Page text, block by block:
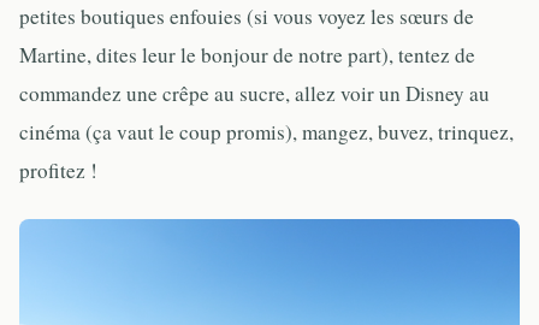
petites boutiques enfouies (si vous voyez les sœurs de
Martine, dites leur le bonjour de notre part), tentez de
commandez une crêpe au sucre, allez voir un Disney au
cinéma (ça vaut le coup promis), mangez, buvez, trinquez,
profitez !